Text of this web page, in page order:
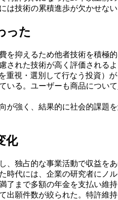
技術の累積進歩が欠かせな
った
抑えるため他者技術を積極
れた技術が高く評価されるよ
視・選別して行なう投資）
いる。ユーザーも商品につ
強く、結果的に社会的課題
化
独占的な事業活動で収益を
代には、企業の研究者にノ
まで多額の年金を支払い維持
願件数が絞られた。特許維